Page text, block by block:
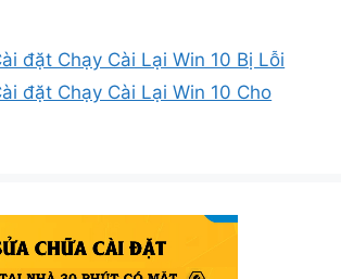
đặt Chạy Cài Lại Win 10 Bị Lỗi
đặt Chạy Cài Lại Win 10 Cho